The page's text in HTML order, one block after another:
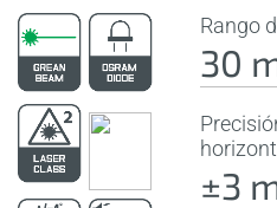
Rango
30
±3